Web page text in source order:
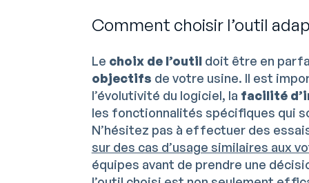
Comment choisir l’outil
Le choix de l’outildoit être en
objectifs de votre usine. Il est
l’évolutivité du logiciel, la facilité
les fonctionnalités spécifiques qui
N’hésitez pas à effectuer des
sur des cas d’usage similaires aux
équipes avant de prendre une